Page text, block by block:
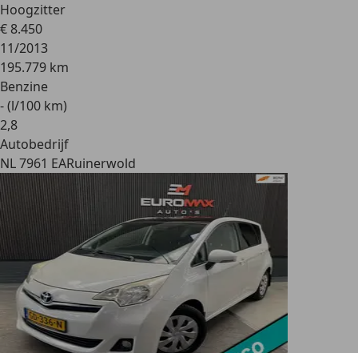
Hoogzitter
€ 8.450
11/2013
195.779 km
Benzine
- (l/100 km)
2,8
Autobedrijf
NL 7961 EARuinerwold